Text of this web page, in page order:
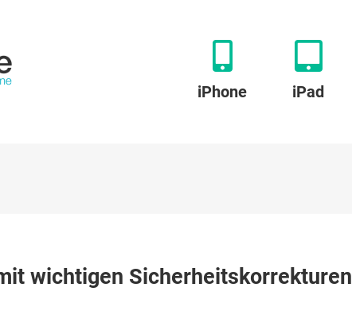
iPhone iPad
wichtigen Sicherheitskorrekturen